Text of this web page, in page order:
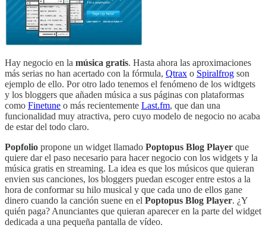
Hay negocio en la música gratis. Hasta ahora las aproximaciones
más serias no han acertado con la fórmula, Qtrax o Spiralfrog son
ejemplo de ello. Por otro lado tenemos el fenómeno de los widtgets
y los bloggers que añaden música a sus páginas con plataformas
como Finetune o más recientemente Last.fm, que dan una
funcionalidad muy atractiva, pero cuyo modelo de negocio no acaba
de estar del todo claro.
Popfolio propone un widget llamado Poptopus Blog Player que
quiere dar el paso necesario para hacer negocio con los widgets y la
música gratis en streaming. La idea es que los músicos que quieran
envien sus canciones, los bloggers puedan escoger entre estos a la
hora de conformar su hilo musical y que cada uno de ellos gane
dinero cuando la canción suene en el Poptopus Blog Player. ¿Y
quién paga? Anunciantes que quieran aparecer en la parte del widget
dedicada a una pequeña pantalla de vídeo.